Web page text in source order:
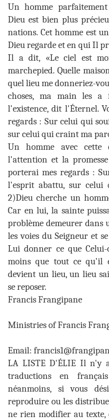
Un homme
Dieu est bien plus
nations. Cet homme est
Dieu regarde et en qui Il
Il a dit, «Le ciel est
marchepied. Quelle
quel lieu me donneriez-
choses, ma main les a
l'existence, dit l'Éternel.
regards : Sur celui qui
sur celui qui craint ma
Un homme avec
l'attention et la
porterai mes regards :
l'esprit abattu, sur celui
2)Dieu cherche un
Car en lui, la sainte
problème demeurer dans
les voies du Seigneur et
Lui donner ce que
moins que tout ce qu'il
devient un lieu, un lieu
se reposer.
Francis Frangipane
Ministries of Francis
Email:
LA LISTE D'ÉLIE Il n'y
traductions en
néanmoins, si vous
reproduire ou les
ne rien modifier au texte,